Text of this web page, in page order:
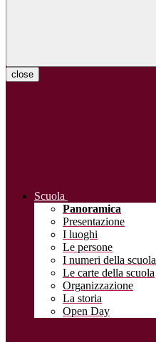
close
Scuola
Panoramica
Presentazione
I luoghi
Le persone
I numeri della scuola
Le carte della scuola
Organizzazione
La storia
Open Day